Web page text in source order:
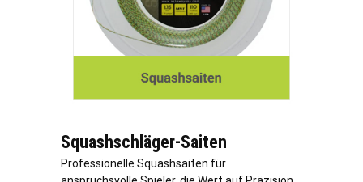
Squashschläger-Saiten
Professionelle Squashsaiten für